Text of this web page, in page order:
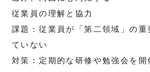
従業員の理解と協力
課題：従業員が「第二領域」の重
ていない
対策：定期的な研修や勉強会を開